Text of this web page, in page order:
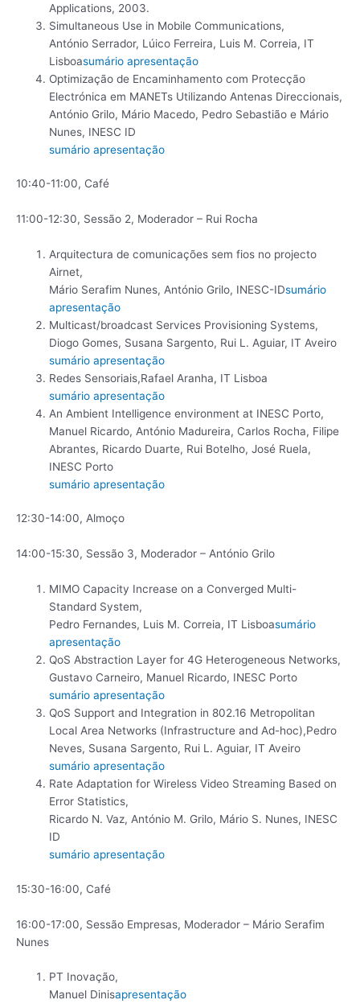
Applications, 2003.
Simultaneous Use in Mobile Communications,
António Serrador, Lúico Ferreira, Luis M. Correia, IT
Lisboasumário apresentação
Optimização de Encaminhamento com Protecção
Electrónica em MANETs Utilizando Antenas Direccionais,
António Grilo, Mário Macedo, Pedro Sebastião e Mário
Nunes, INESC ID
sumário apresentação
10:40-11:00, Café
11:00-12:30, Sessão 2, Moderador – Rui Rocha
Arquitectura de comunicações sem fios no projecto
Airnet,
Mário Serafim Nunes, António Grilo, INESC-IDsumário
apresentação
Multicast/broadcast Services Provisioning Systems,
Diogo Gomes, Susana Sargento, Rui L. Aguiar, IT Aveiro
sumário apresentação
Redes Sensoriais,Rafael Aranha, IT Lisboa
sumário apresentação
An Ambient Intelligence environment at INESC Porto,
Manuel Ricardo, António Madureira, Carlos Rocha, Filipe
Abrantes, Ricardo Duarte, Rui Botelho, José Ruela,
INESC Porto
sumário apresentação
12:30-14:00, Almoço
14:00-15:30, Sessão 3, Moderador – António Grilo
MIMO Capacity Increase on a Converged Multi-
Standard System,
Pedro Fernandes, Luis M. Correia, IT Lisboasumário
apresentação
QoS Abstraction Layer for 4G Heterogeneous Networks,
Gustavo Carneiro, Manuel Ricardo, INESC Porto
sumário apresentação
QoS Support and Integration in 802.16 Metropolitan
Local Area Networks (Infrastructure and Ad-hoc),Pedro
Neves, Susana Sargento, Rui L. Aguiar, IT Aveiro
sumário apresentação
Rate Adaptation for Wireless Video Streaming Based on
Error Statistics,
Ricardo N. Vaz, António M. Grilo, Mário S. Nunes, INESC
ID
sumário apresentação
15:30-16:00, Café
16:00-17:00, Sessão Empresas, Moderador – Mário Serafim
Nunes
PT Inovação,
Manuel Dinisapresentação